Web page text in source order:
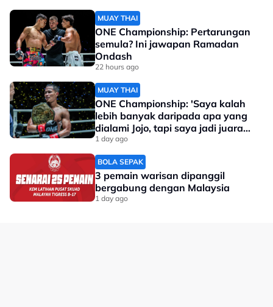
MUAY THAI
ONE Championship: Pertarungan
semula? Ini jawapan Ramadan
Ondash
22 hours ago
MUAY THAI
ONE Championship: 'Saya kalah
lebih banyak daripada apa yang
dialami Jojo, tapi saya jadi juara
dunia'
1 day ago
BOLA SEPAK
3 pemain warisan dipanggil
bergabung dengan Malaysia
1 day ago